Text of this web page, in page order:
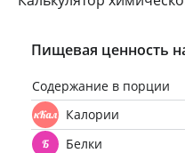
Пищевая ценность
Содержание в порции
Калории
Белки